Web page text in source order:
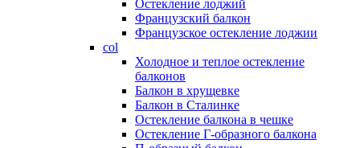
Остекление лоджий
Французский балкон
Французское остекление лоджии
col
Холодное и теплое остекление
балконов
Балкон в хрущевке
Балкон в Сталинке
Остекление балкона в чешке
Остекление Г-образного балкона